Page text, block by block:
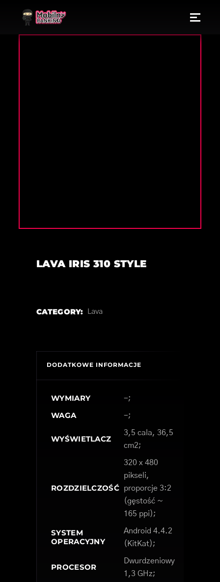
LAVA IRIS 310 STYLE
CATEGORY: Lava
DODATKOWE INFORMACJE
WYMIARY -;
WAGA -;
WYŚWIETLACZ
3,5 cala, 36,5
cm2;
ROZDZIELCZOŚĆ
320 x 480
pikseli,
proporcje 3:2
(gęstość ~
165 ppi);
SYSTEM
OPERACYJNY
Android 4.4.2
(KitKat);
PROCESOR
Dwurdzeniowy
1,3 GHz;